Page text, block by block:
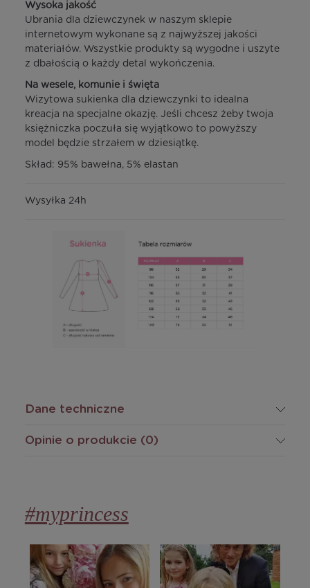
Wysoka jakość
Ubrania dla dziewczynek w naszym sklepie
internetowym wykonane są z najwyższej jakości
materiałów. Wszystkie produkty są wygodne i uszyte
z dbałością o każdy detal wykończenia.
Na wesele, komunie i święta
Wizytowa sukienka dla dziewczynki to idealna
kreacja na specjalne okazję. Jeśli chcesz żeby twoja
księżniczka poczuła się wyjątkowo to powyższy
model będzie strzałem w dziesiątkę.
Skład: 95% bawełna, 5% elastan
Wysyłka 24h
Dane techniczne
Opinie o produkcie (0)
#myprincess